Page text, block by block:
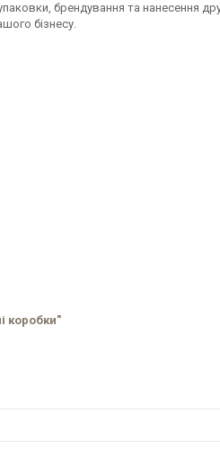
брендування та нанесення
бізнесу.
коробки"